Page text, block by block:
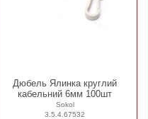
Дюбель Ялинка круглий
кабельний 6мм 100шт
Sokol
3.5.4.67532